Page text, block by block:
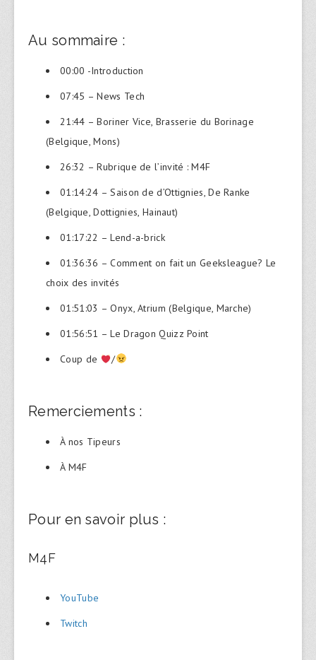
Au sommaire :
00:00 -Introduction
07:45 – News Tech
21:44 – Boriner Vice, Brasserie du Borinage
(Belgique, Mons)
26:32 – Rubrique de l’invité : M4F
01:14:24 – Saison de d’Ottignies, De Ranke
(Belgique, Dottignies, Hainaut)
01:17:22 – Lend-a-brick
01:36:36 – Comment on fait un Geeksleague? Le
choix des invités
01:51:03 – Onyx, Atrium (Belgique, Marche)
01:56:51 – Le Dragon Quizz Point
Coup de
/
Remerciements :
À nos Tipeurs
À M4F
Pour en savoir plus :
M4F
YouTube
Twitch